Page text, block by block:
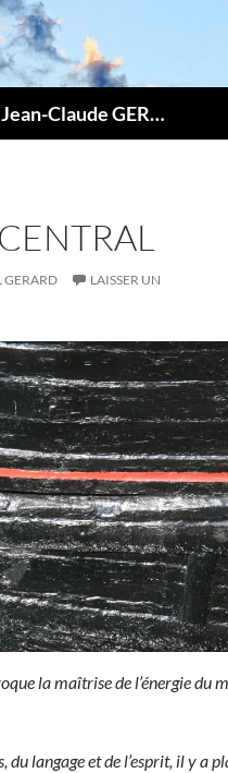
Regardauvergne – Gaël Jean-Claude GERARD
GERARD
LAISSER UN
la maîtrise de l’énergie du
langage et de l’esprit, il y a